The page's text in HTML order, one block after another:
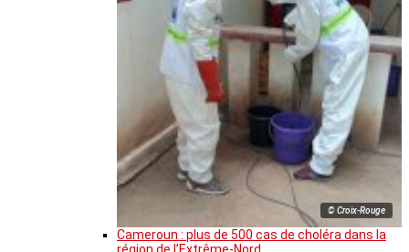
© Croix-Rouge
Cameroun : plus de 500 cas de choléra dans la